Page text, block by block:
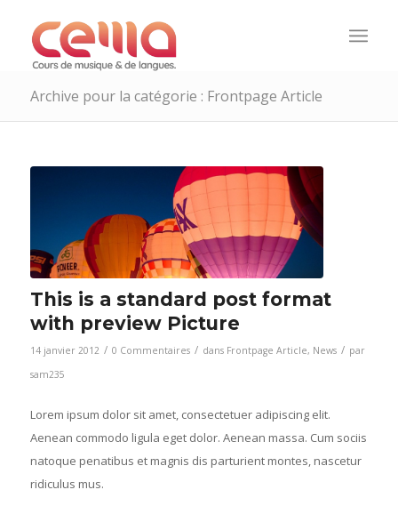
Archive pour la catégorie : Frontpage Article
This is a standard post format
with preview Picture
14 janvier 2012 / 0 Commentaires / dans Frontpage Article, News / par
sam235
Lorem ipsum dolor sit amet, consectetuer adipiscing elit.
Aenean commodo ligula eget dolor. Aenean massa. Cum sociis
natoque penatibus et magnis dis parturient montes, nascetur
ridiculus mus.